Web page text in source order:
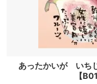
あったかいが いち
【